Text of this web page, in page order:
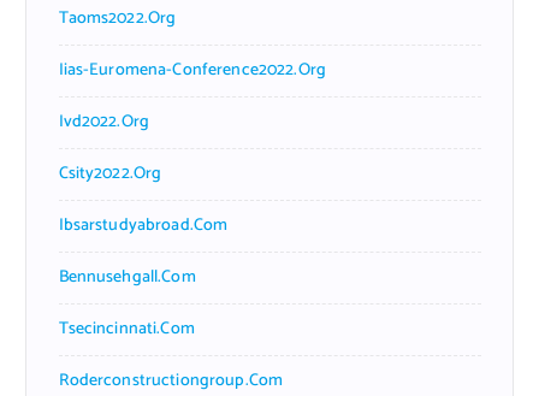
Taoms2022.org
Iias-Euromena-Conference2022.org
Ivd2022.org
Csity2022.org
Ibsarstudyabroad.com
Bennusehgall.com
Tsecincinnati.com
Roderconstructiongroup.com